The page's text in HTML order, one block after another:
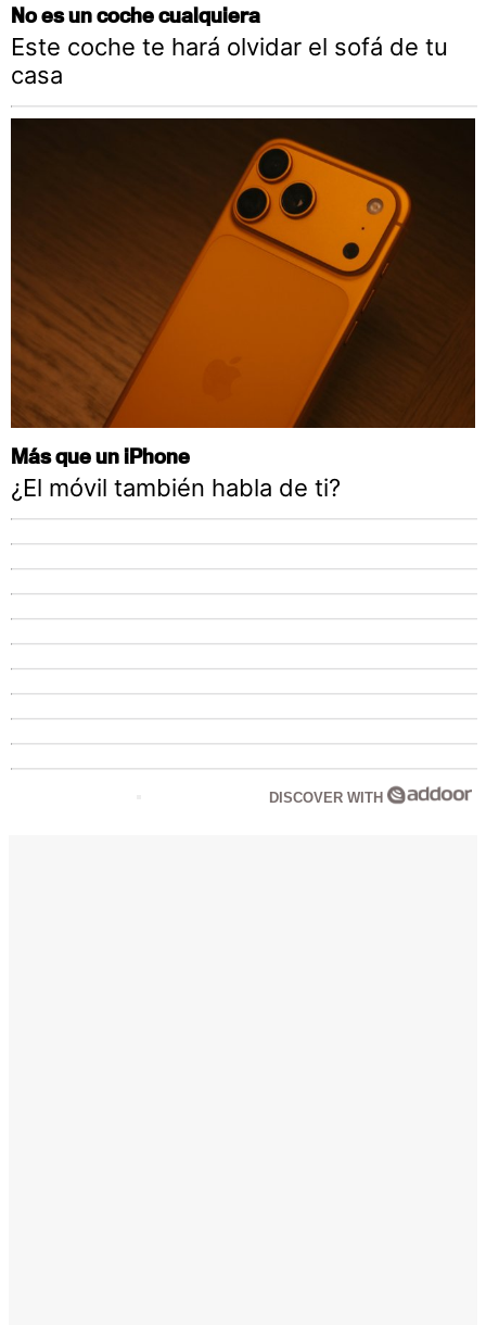
No es un coche cualquiera
Este coche te hará olvidar el sofá de tu
casa
Más que un iPhone
¿El móvil también habla de ti?
DISCOVER WITH